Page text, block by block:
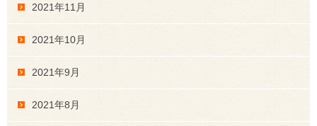
2021年11月
2021年10月
2021年9月
2021年8月